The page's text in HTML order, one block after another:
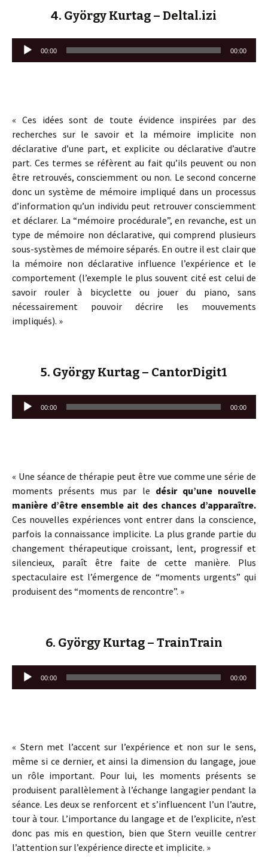
4. György Kurtag – Deltal.izi
Lecteur
audio
00:00 00:00
« Ces idées sont de toute évidence inspirées par des
recherches sur le savoir et la mémoire implicite non
déclarative d’une part, et explicite ou déclarative d’autre
part. Ces termes se réfèrent au fait qu’ils peuvent ou non
être retrouvés, consciemment ou non. Le second concerne
donc un système de mémoire impliqué dans un processus
d’information qu’un individu peut retrouver consciemment
et déclarer. La “mémoire procédurale”, en revanche, est un
type de mémoire non déclarative, qui comprend plusieurs
sous-systèmes de mémoire séparés. En outre il est clair que
la mémoire non déclarative influence l’expérience et le
comportement (l’exemple le plus souvent cité est celui de
savoir rouler à bicyclette ou jouer du piano, sans
nécessairement pouvoir décrire les mouvements
impliqués). »
5. György Kurtag – CantorDigit1
Lecteur
audio
00:00 00:00
« Une séance de thérapie peut être vue comme une série de
moments présents mus par le désir qu’une nouvelle
manière d’être ensemble ait des chances d’apparaître.
Ces nouvelles expériences vont entrer dans la conscience,
parfois la connaissance implicite. La plus grande partie du
changement thérapeutique croissant, lent, progressif et
silencieux, paraît être faite de cette manière. Plus
spectaculaire est l’émergence de “moments urgents” qui
produisent des “moments de rencontre”. »
6. György Kurtag – TrainTrain
Lecteur
audio
00:00 00:00
« Stern met l’accent sur l’expérience et non sur le sens,
même si ce dernier, et ainsi la dimension du langage, joue
un rôle important. Pour lui, les moments présents se
produisent parallèlement à l’échange langagier pendant la
séance. Les deux se renforcent et s’influencent l’un l’autre,
tour à tour. L’importance du langage et de l’explicite, n’est
donc pas mis en question, bien que Stern veuille centrer
l’attention sur l’expérience directe et implicite. »